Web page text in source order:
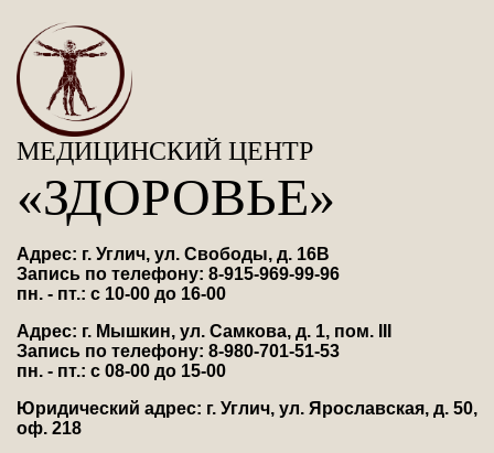
МЕДИЦИНСКИЙ ЦЕНТР
«ЗДОРОВЬЕ»
Адрес: г. Углич, ул. Свободы, д. 16В
Запись по телефону: 8-915-969-99-96
пн. - пт.: с 10-00 до 16-00
Адрес: г. Мышкин, ул. Самкова, д. 1, пом. III
Запись по телефону: 8-980-701-51-53
пн. - пт.: с 08-00 до 15-00
Юридический адрес: г. Углич, ул. Ярославская, д. 50,
оф. 218